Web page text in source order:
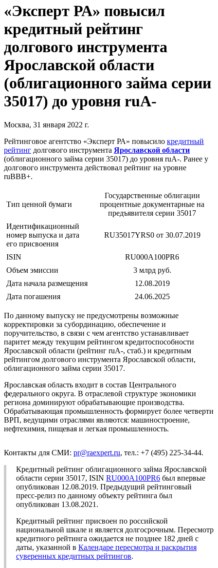
«Эксперт РА» повысил
кредитный рейтинг
долгового инструмента
Ярославской области
(облигационного займа серии
35017) до уровня ruА-
Москва, 31 января 2022 г.
Рейтинговое агентство «Эксперт РА» повысило кредитный
рейтинг долгового инструмента Ярославской области
(облигационного займа серии 35017) до уровня ruА-. Ранее у
долгового инструмента действовал рейтинг на уровне
ruBBB+.
Тип ценной бумаги
Государственные облигации
процентные документарные на
предъявителя серии 35017
Идентификационный
номер выпуска и дата
его присвоения
RU35017YRS0 от 30.07.2019
ISIN
RU000A100PR6
Объем эмиссии
3 млрд руб.
Дата начала размещения
12.08.2019
Дата погашения
24.06.2025
По данному выпуску не предусмотрены возможные
корректировки за субординацию, обеспечение и
поручительство, в связи с чем агентство устанавливает
паритет между текущим рейтингом кредитоспособности
Ярославской области (рейтинг ruА-, стаб.) и кредитным
рейтингом долгового инструмента Ярославской области,
облигационного займа серии 35017.
Ярославская область входит в состав Центрального
федерального округа. В отраслевой структуре экономики
региона доминируют обрабатывающие производства.
Обрабатывающая промышленность формирует более четверти
ВРП, ведущими отраслями являются: машиностроение,
нефтехимия, пищевая и легкая промышленность.
Контакты для СМИ: pr@raexpert.ru, тел.: +7 (495) 225-34-44.
Кредитный рейтинг облигационного займа Ярославской
области серии 35017, ISIN RU000A100PR6 был впервые
опубликован 12.08.2019. Предыдущий рейтинговый
пресс-релиз по данному объекту рейтинга был
опубликован 13.08.2021.
Кредитный рейтинг присвоен по российской
национальной шкале и является долгосрочным. Пересмотр
кредитного рейтинга ожидается не позднее 182 дней с
даты, указанной в Календаре пересмотра и раскрытия
суверенных кредитных рейтингов.